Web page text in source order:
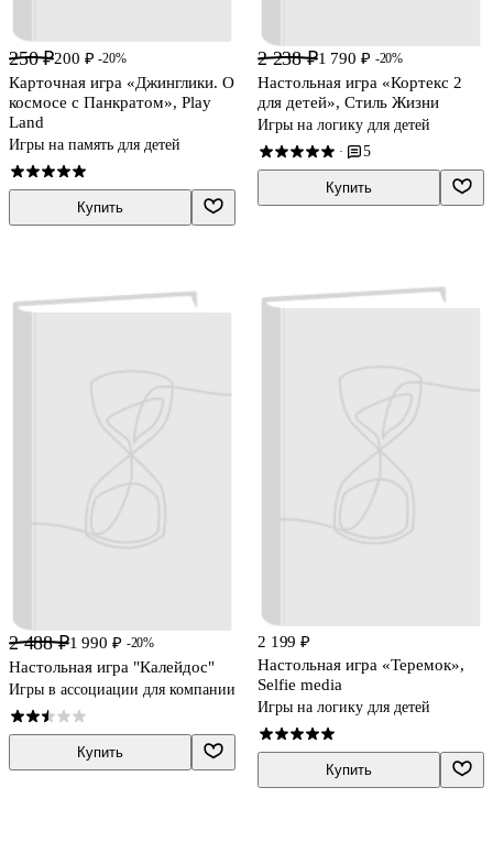
250 ₽200 ₽ -20%
Карточная игра «Джинглики. О
космосе с Панкратом», Play
Land
Игры на память для детей
Купить
2 238 ₽1 790 ₽ -20%
Настольная игра «Кортекс 2
для детей», Стиль Жизни
Игры на логику для детей
· 5
Купить
2 488 ₽1 990 ₽ -20%
Настольная игра "Калейдос"
Игры в ассоциации для компании
Купить
2 199 ₽
Настольная игра «Теремок»,
Selfie media
Игры на логику для детей
Купить